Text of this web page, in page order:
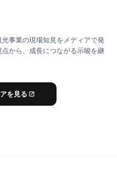
事業の現場知見をメディアで発
から、成長につながる示唆を継
を見る
ャーナル +β